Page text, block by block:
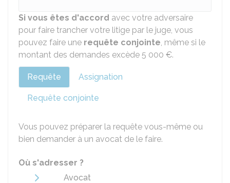
Si vous êtes d'accord avec votre adversaire
pour faire trancher votre litige par le juge, vous
pouvez faire une requête conjointe, même si le
montant des demandes excède 5 000 €.
Requête Assignation
Requête conjointe
Vous pouvez préparer la requête vous-même ou
bien demander à un avocat de le faire.
Où s'adresser ?
Avocat